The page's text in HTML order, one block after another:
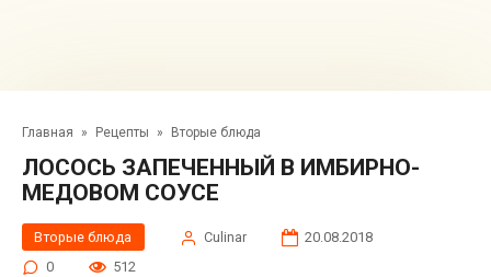
Главная » Рецепты » Вторые блюда
ЛОСОСЬ ЗАПЕЧЕННЫЙ В ИМБИРНО-
МЕДОВОМ СОУСЕ
Вторые блюда Сulinar
20.08.2018
0
512